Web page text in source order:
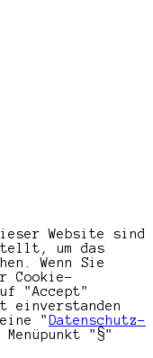
Website sind
um das
Wenn Sie
Cookie-
"Accept"
einverstanden
" Datenschutz-
"§"